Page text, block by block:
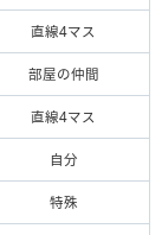
直線4マス
部屋の仲間
直線4マス
自分
特殊